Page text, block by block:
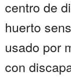
centro de
huerto
usado por
con